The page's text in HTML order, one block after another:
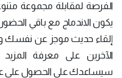
الفرصة لمقابلة مجموعة
يكون الاندماج مع باقي
إلقاء حديث موجز عن نفسك
الآخرين على معرفة
سيساعدك على الحصول على